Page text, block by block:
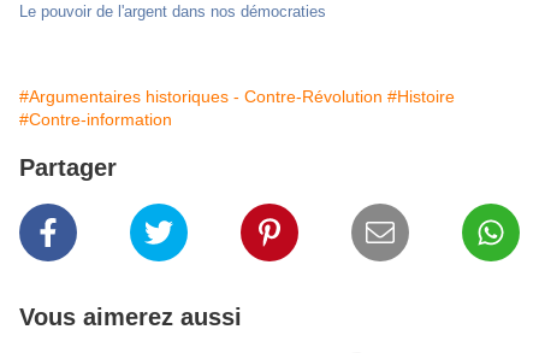
Le pouvoir de l'argent dans nos démocraties
#Argumentaires historiques - Contre-Révolution #Histoire
#Contre-information
Partager
Vous aimerez aussi